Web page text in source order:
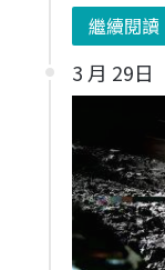
繼續閱讀
3 月 29日